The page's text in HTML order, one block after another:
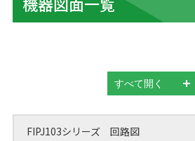
すべて開く
FIPJ103シリーズ 回路図